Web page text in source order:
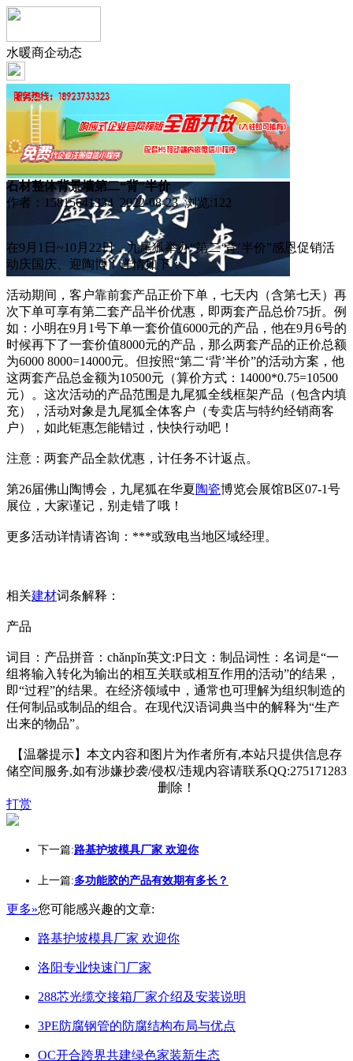
水暖商企动态
石材整体背景墙第二“背”半价
作者：15815641334 2022-08-23 浏览:122
在9月1日~10月22日，九尾狐举办“第二‘背’半价”感恩促销活
动庆国庆、迎陶博！详情如下：
活动期间，客户靠前套产品正价下单，七天内（含第七天）再
次下单可享有第二套产品半价优惠，即两套产品总价75折。例
如：小明在9月1号下单一套价值6000元的产品，他在9月6号的
时候再下了一套价值8000元的产品，那么两套产品的正价总额
为6000 8000=14000元。但按照“第二‘背’半价”的活动方案，他
这两套产品总金额为10500元（算价方式：14000*0.75=10500
元）。这次活动的产品范围是九尾狐全线框架产品（包含内填
充），活动对象是九尾狐全体客户（专卖店与特约经销商客
户），如此钜惠怎能错过，快快行动吧！
注意：两套产品全款优惠，计任务不计返点。
第26届佛山陶博会，九尾狐在华夏陶瓷博览会展馆B区07-1号
展位，大家谨记，别走错了哦！
更多活动详情请咨询：***或致电当地区域经理。
相关建材词条解释：
产品
词目：产品拼音：chǎnpǐn英文:P日文：制品词性：名词是“一
组将输入转化为输出的相互关联或相互作用的活动”的结果，
即“过程”的结果。在经济领域中，通常也可理解为组织制造的
任何制品或制品的组合。在现代汉语词典当中的解释为“生产
出来的物品”。
【温馨提示】本文内容和图片为作者所有,本站只提供信息存
储空间服务,如有涉嫌抄袭/侵权/违规内容请联系QQ:275171283
删除！
打赏
下一篇:路基护坡模具厂家 欢迎你
上一篇:多功能胶的产品有效期有多长？
更多»您可能感兴趣的文章:
路基护坡模具厂家 欢迎你
洛阳专业快速门厂家
288芯光缆交接箱厂家介绍及安装说明
3PE防腐钢管的防腐结构布局与优点
OC开合跨界共建绿色家装新生态